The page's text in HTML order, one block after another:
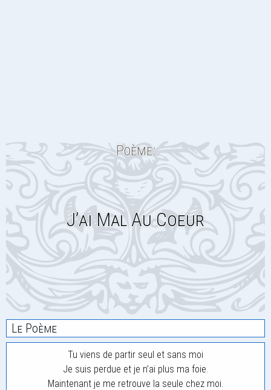
Poème:
J’ai Mal Au Coeur
Le Poème
Tu viens de partir seul et sans moi
Je suis perdue et je n’ai plus ma foie.
Maintenant je me retrouve la seule chez moi.